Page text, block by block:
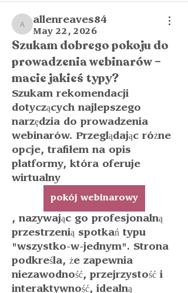
allenreaves84
allenreaves84
May 22, 2026
Szukam dobrego pokoju do
prowadzenia webinarów –
macie jakieś typy?
Szukam rekomendacji
dotyczących najlepszego
narzędzia do prowadzenia
webinarów. Przeglądając różne
opcje, trafiłem na opis
platformy, która oferuje
wirtualny
pokój webinarowy
, nazywając go profesjonalną
przestrzenią spotkań typu
"wszystko-w-jednym". Strona
podkreśla, że zapewnia
niezawodność, przejrzystość i
interaktywność, idealną